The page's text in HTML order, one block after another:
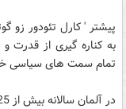
پیشتر ' كارل تئودور زو
به كناره گیری از قدرت
تمام سمت های سیاسی